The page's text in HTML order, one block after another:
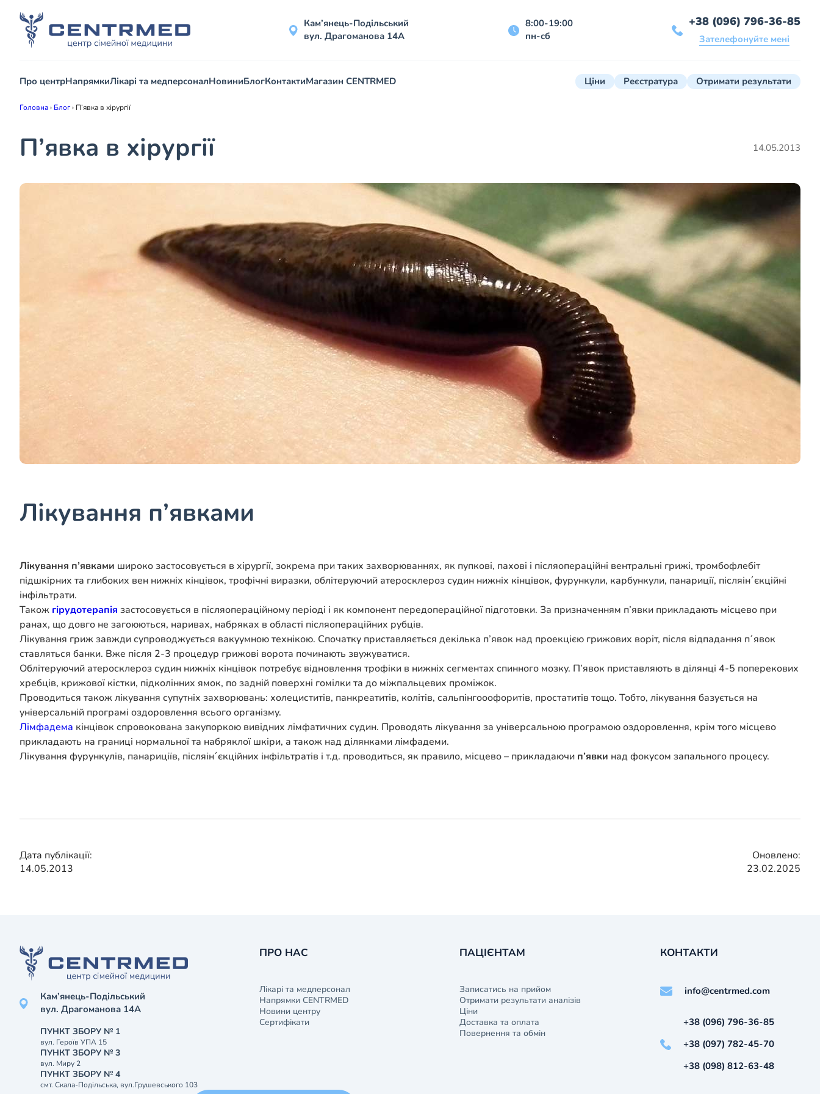
Кам’янець-Подільський
вул. Драгоманова 14А
8:00-19:00
пн-сб
+38 (096) 796-36-85
Зателефонуйте мені
Про центрНапрямкиЛікарі та медперсоналНовиниБлогКонтактиМагазин CENTRMED Ціни Реєстратура Отримати результати
Головна› Блог› П’явка в хірургії
П’явка в хірургії 14.05.2013
Лікування п’явками
Лікування п’явками широко застосовується в хірургії, зокрема при таких захворюваннях, як пупкові, пахові і післяопераційні вентральні грижі, тромбофлебіт
підшкірних та глибоких вен нижніх кінцівок, трофічні виразки, облітеруючий атеросклероз судин нижніх кінцівок, фурункули, карбункули, панариції, післяін´єкційні
інфільтрати.
Також гірудотерапія застосовується в післяопераційному періоді і як компонент передопераційної підготовки. За призначенням п’явки прикладають місцево при
ранах, що довго не загоюються, наривах, набряках в області післяопераційних рубців.
Лікування гриж завжди супроводжується вакуумною технікою. Спочатку приставляється декілька п’явок над проекцією грижових воріт, після відпадання п´явок
ставляться банки. Вже після 2-3 процедур грижові ворота починають звужуватися.
Облітеруючий атеросклероз судин нижніх кінцівок потребує відновлення трофіки в нижніх сегментах спинного мозку. П’явок приставляють в ділянці 4-5 поперекових
хребців, крижової кістки, підколінних ямок, по задній поверхні гомілки та до міжпальцевих проміжок.
Проводиться також лікування супутніх захворювань: холециститів, панкреатитів, колітів, сальпінгооофоритів, простатитів тощо. Тобто, лікування базується на
універсальній програмі оздоровлення всього організму.
Лімфадема кінцівок спровокована закупоркою вивідних лімфатичних судин. Проводять лікування за універсальною програмою оздоровлення, крім того місцево
прикладають на границі нормальної та набряклої шкіри, а також над ділянками лімфадеми.
Лікування фурункулів, панариціїв, післяін´єкційних інфільтратів і т.д. проводиться, як правило, місцево – прикладаючи п’явки над фокусом запального процесу.
Дата публікації:
14.05.2013
Оновлено:
23.02.2025
Кам’янець-Подільський
вул. Драгоманова 14А
ПУНКТ ЗБОРУ № 1
вул. Героїв УПА 15
ПУНКТ ЗБОРУ № 3
вул. Миру 2
ПУНКТ ЗБОРУ № 4
смт. Скала-Подільська, вул.Грушевського 103
ПРО НАС
Лікарі та медперсонал
Напрямки CENTRMED
Новини центру
Сертифікати
ПАЦІЄНТАМ
Записатись на прийом
Отримати результати аналізів
Ціни
Доставка та оплата
Повернення та обмін
КОНТАКТИ
info@centrmed.com
+38 (096) 796-36-85
+38 (097) 782-45-70
+38 (098) 812-63-48